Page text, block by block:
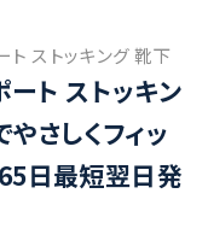
ト ストッキング 靴下
ト ストッキン
さしくフィッ
日最短翌日発